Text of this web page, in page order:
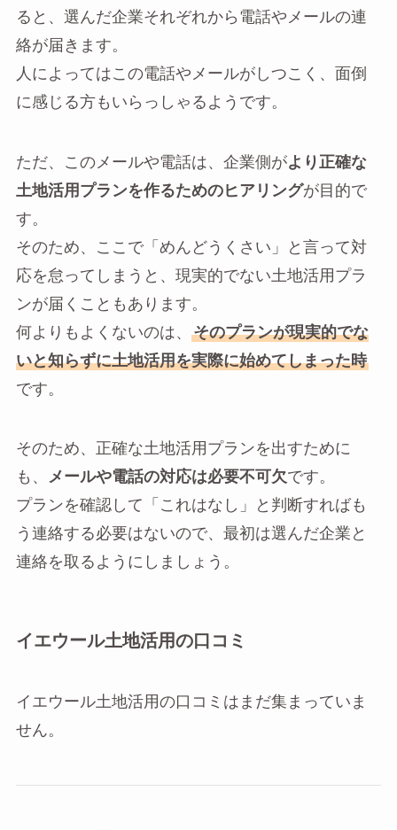
ると、選んだ企業それぞれから電話やメールの連
絡が届きます。
人によってはこの電話やメールがしつこく、面倒
に感じる方もいらっしゃるようです。
ただ、このメールや電話は、企業側がより正確な
土地活用プランを作るためのヒアリングが目的で
す。
そのため、ここで「めんどうくさい」と言って対
応を怠ってしまうと、現実的でない土地活用プラ
ンが届くこともあります。
何よりもよくないのは、
そのプランが現実的でな
いと知らずに土地活用を実際に始めてしまった時
です。
そのため、正確な土地活用プランを出すために
も、
メールや電話の対応は必要不可欠です。
プランを確認して「これはなし」と判断すればも
う連絡する必要はないので、最初は選んだ企業と
連絡を取るようにしましょう。
イエウール土地活用の口コミ
イエウール土地活用の口コミはまだ集まっていま
せん。